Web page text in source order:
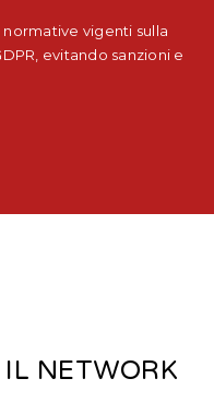
vigenti sulla
evitando sanzioni e
NETWORK